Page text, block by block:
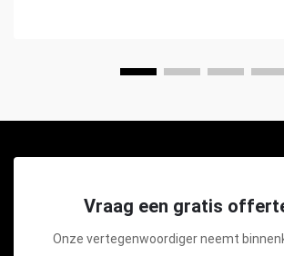
Vraag een gratis
Onze vertegenwoordiger neemt